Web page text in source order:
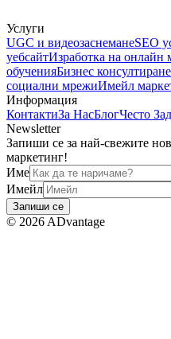
Услуги
UGC и видеозаснеманеSEO
уебсайтИзработка на онлайн
обученияБизнес консултиране
социални мрежиИмейл
Информация
КонтактиЗа НасБлогЧесто
Newsletter
Запиши се за най-свежите
маркетинг!
Име
Имейл
Запиши се
© 2026 ADvantage